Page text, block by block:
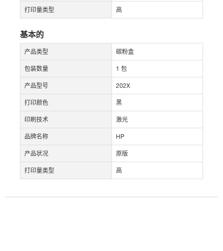
打印量类型 高
基本的
产品类型 碳粉盒
包装数量 1 包
产品型号 202X
打印颜色 黑
印刷技术 激光
品牌名称 HP
产品状况 原版
打印量类型 高